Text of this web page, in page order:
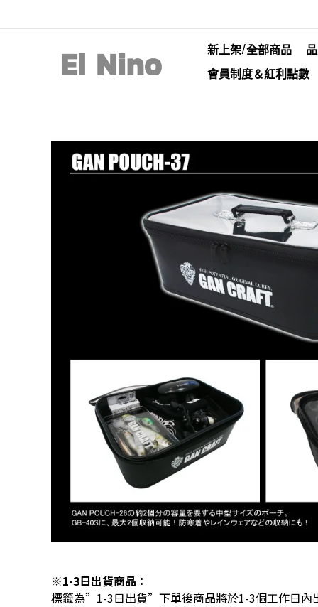
新上架/全部商品
會員制度＆紅利點數
※1-3日出貨商品：
標籤為”1-3日出貨”下單後商品將於1-3個工作日內